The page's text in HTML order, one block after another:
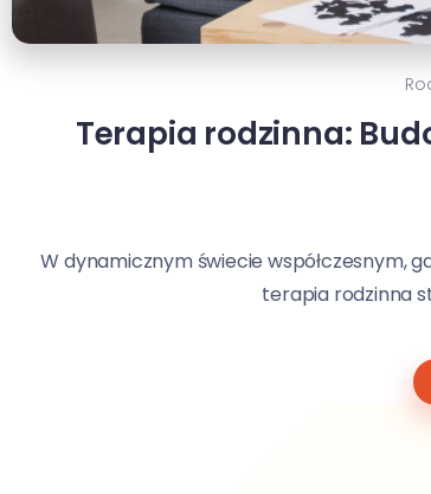
Terapia rodzinna:
W dynamicznym świecie współczesnym,
terapia rodzinna